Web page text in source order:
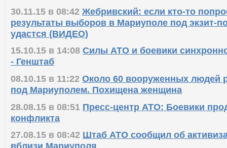
30.11.15 в 08:42 Жебривский: если кто-то
результаты выборов в Мариуполе под экзит-
удастся (ВИДЕО)
15.10.15 в 14:08 Силы АТО и боевики
- Генштаб
08.10.15 в 11:22 Около 60 вооруженных людей
под Мариуполем. Похищена женщина
28.08.15 в 08:51 Пресс-центр АТО: Боевики
конфликта
27.08.15 в 08:42 Штаб АТО сообщил об
вблизи Мариуполя